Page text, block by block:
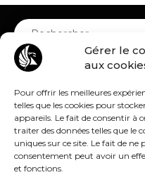
Gérer le
aux
Pour offrir les meilleures
telles que les cookies pour
appareils. Le fait de consentir à
traiter des données telles que
uniques sur ce site. Le fait de ne
consentement peut avoir un
et fonctions.